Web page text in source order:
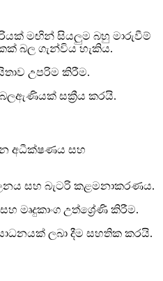
මඟින් සියලුම බහු මාරුවීම්
බල ගැන්විය හැකිය.
උපරිම කිරීම.
බලඇණියක් සක්‍රීය කරයි.
අධීක්ෂණය සහ
සහ බැටරි කළමනාකරණය.
මෘදුකාංග උත්ශ්‍රේණි කිරීම.
ලබා දීම සහතික කරයි.